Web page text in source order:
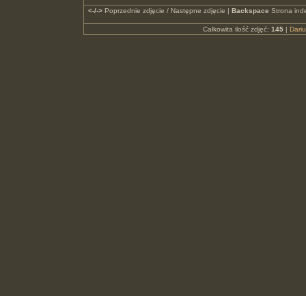
<-/->Poprzednie zdjęcie / Następne zdjęcie | Backspace Strona
Całkowita ilość zdjęć: 145|